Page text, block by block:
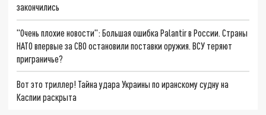
закончились
"Очень плохие новости": Большая ошибка Palantir в России. Страны
НАТО впервые за СВО остановили поставки оружия. ВСУ теряют
приграничье?
Вот это триллер! Тайна удара Украины по иранскому судну на
Каспии раскрыта